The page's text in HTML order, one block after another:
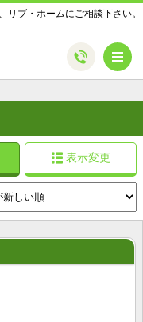
ブ・ホームにご相談下さい。
表示変更